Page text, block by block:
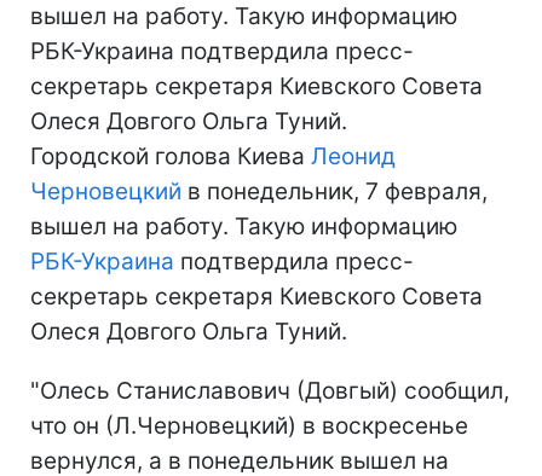
вышел на работу. Такую информацию
РБК-Украина подтвердила пресс-
секретарь секретаря Киевского Совета
Олеся Довгого Ольга Туний.
Городской голова Киева Леонид
Черновецкий в понедельник, 7 февраля,
вышел на работу. Такую информацию
РБК-Украина подтвердила пресс-
секретарь секретаря Киевского Совета
Олеся Довгого Ольга Туний.
"Олесь Станиславович (Довгый) сообщил,
что он (Л.Черновецкий) в воскресенье
вернулся, а в понедельник вышел на